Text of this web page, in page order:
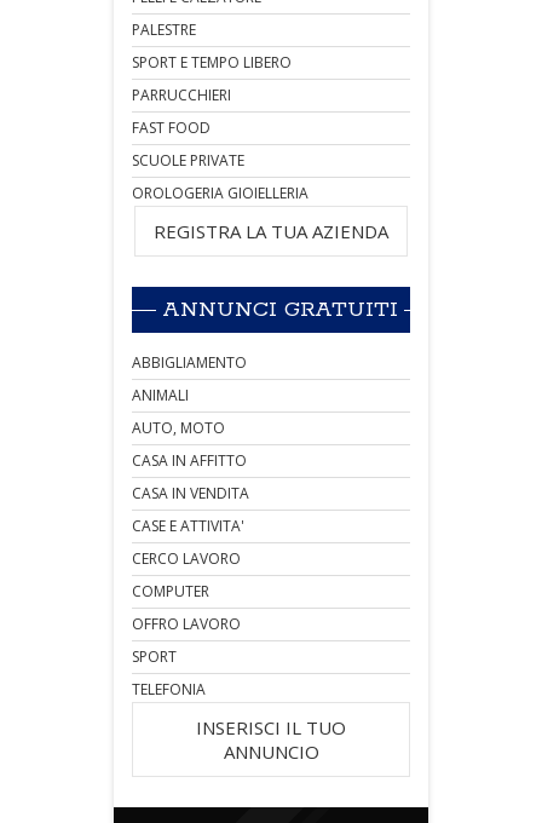
PALESTRE
SPORT E TEMPO LIBERO
PARRUCCHIERI
FAST FOOD
SCUOLE PRIVATE
OROLOGERIA GIOIELLERIA
REGISTRA LA TUA AZIENDA
ANNUNCI GRATUITI
ABBIGLIAMENTO
ANIMALI
AUTO, MOTO
CASA IN AFFITTO
CASA IN VENDITA
CASE E ATTIVITA'
CERCO LAVORO
COMPUTER
OFFRO LAVORO
SPORT
TELEFONIA
INSERISCI IL TUO
ANNUNCIO